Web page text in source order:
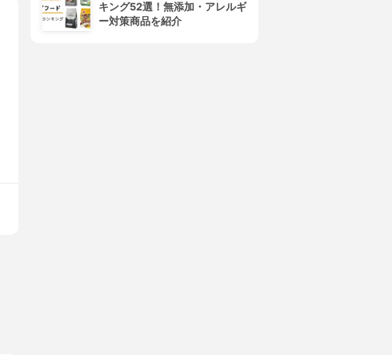
キング52選！無添加・アレルギ
ー対策商品を紹介